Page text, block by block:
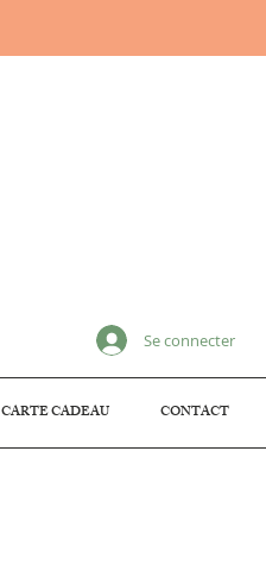
Se connecter
CARTE CADEAU CONTACT